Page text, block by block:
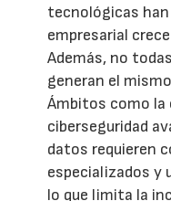
tecnológicas
empresarial
Además, no
generan el
Ámbitos como
ciberseguridad
datos requieren
especializados y
lo que limita la